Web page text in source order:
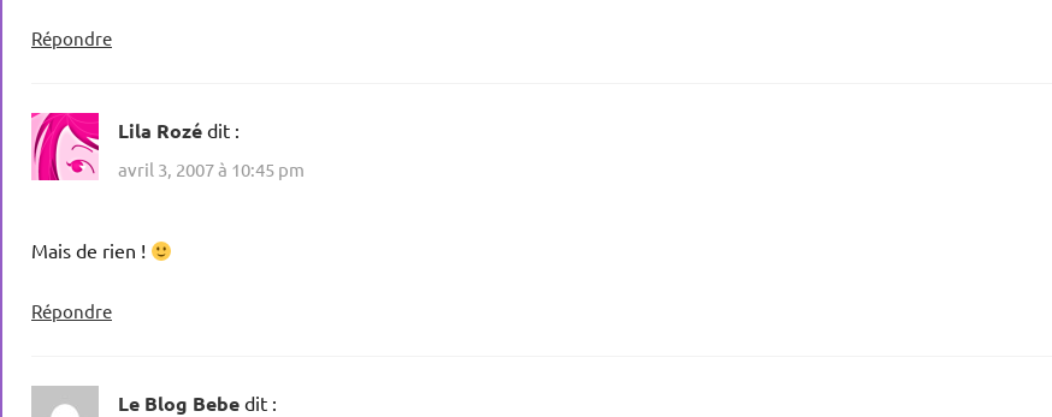
Répondre
Lila Rozé dit :
avril 3, 2007 à 10:45 pm
Mais de rien !
Répondre
Le Blog Bebe dit :